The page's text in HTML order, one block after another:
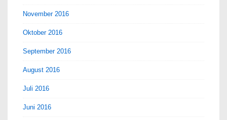
November 2016
Oktober 2016
September 2016
August 2016
Juli 2016
Juni 2016